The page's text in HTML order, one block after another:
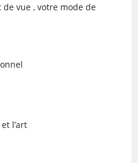
vue , votre mode de
l’art